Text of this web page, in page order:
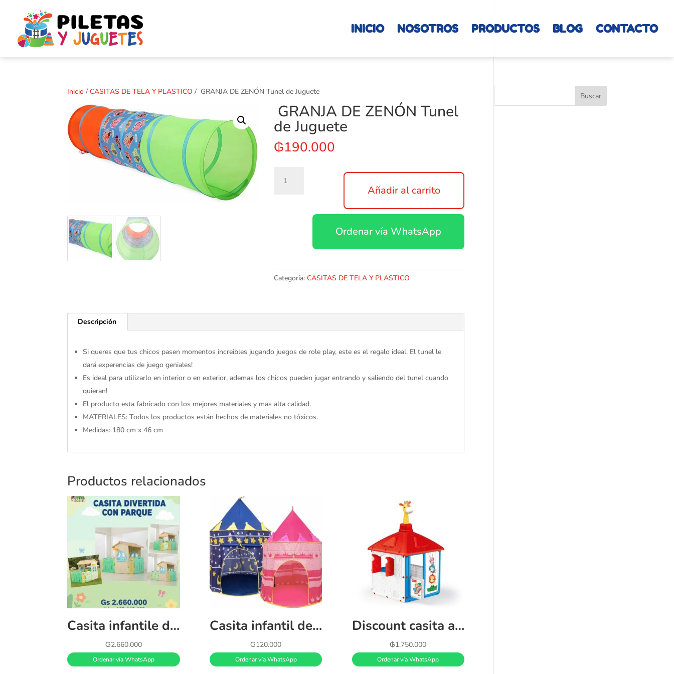
INICIO NOSOTROS PRODUCTOS BLOG CONTACTO
Inicio /CASITAS DE TELA Y PLASTICO / GRANJA DE ZENÓN Tunel de Juguete
GRANJA DE ZENÓN Tunel
de Juguete
₲190.000
Añadir al carrito
Ordenar vía WhatsApp
Categoría:CASITAS DE TELA Y PLASTICO
Descripción
Si queres que tus chicos pasen momentos increibles jugando juegos de role play, este es el regalo ideal. El tunel le
dará experencias de juego geniales!
Es ideal para utilizarlo en interior o en exterior, ademas los chicos pueden jugar entrando y saliendo del tunel cuando
quieran!
El producto esta fabricado con los mejores materiales y mas alta calidad.
MATERIALES: Todos los productos están hechos de materiales no tóxicos.
Medidas: 180 cm x 46 cm
Productos relacionados
Casita infantile de plástico para niños 👦
₲2.660.000
Ordenar vía WhatsApp
Casita infantil de carpita
₲120.000
Ordenar vía WhatsApp
Discount casita aprende conmigo fisher price Top Sale Black Friday
₲1.750.000
Ordenar vía WhatsApp